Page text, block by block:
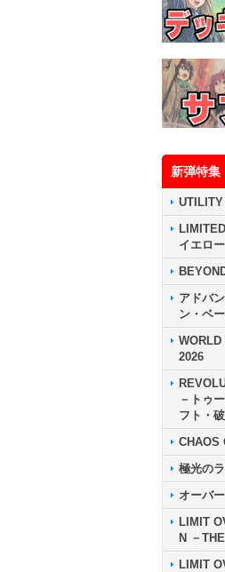
新弾特集
イエロ
アドバ
ン・ベ
WORLD
2026
－トゥ
フト・
CHAOS
極光の
オーバ
LIMIT
N －
LIMIT